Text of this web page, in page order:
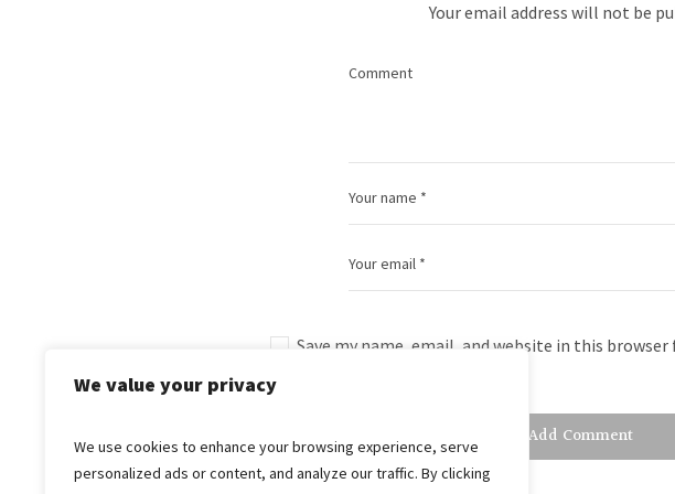
We value your privacy
We use cookies to enhance your browsing experience, serve
personalized ads or content, and analyze our traffic. By clicking
Your email address will not be
Save my name, email, and website in this